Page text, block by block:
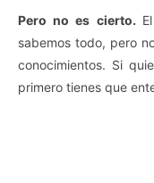
Pero no es cierto.
sabemos todo, pero
conocimientos. Si
primero tienes que